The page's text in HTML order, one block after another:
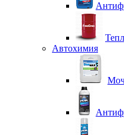
Автохимия